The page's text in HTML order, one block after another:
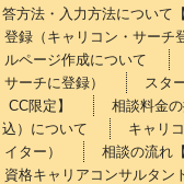
答方法・入力方法について
登録（キャリコン・サーチ
ルページ作成について
サーチに登録）
スタ
CC限定】
相談料金
込）について
キャリ
イター）
相談の流れ
資格キャリアコンサルタン